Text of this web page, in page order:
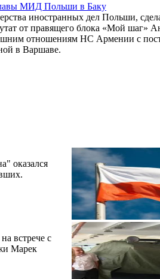
главы МИД Польши в Баку
иностранных дел Польши,
от правящего блока «Мой шаг»
отношениям НС Армении с
в Варшаве.
оказался
встрече с
Марек